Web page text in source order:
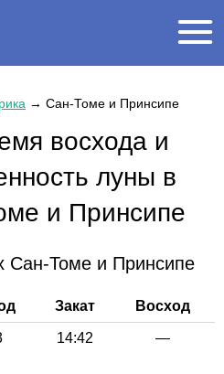
→ Сан-Томе и Принсипе
восхода и
луны в
и Принсипе
Сан-Томе и Принсипе
Закат Восход
14:42 —